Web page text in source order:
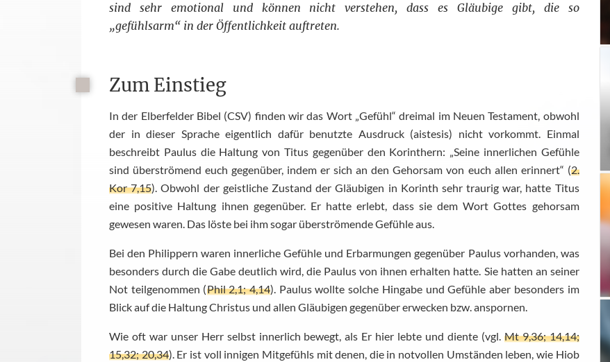
sind sehr emotional und können nicht verstehen, dass es Gläubige gibt, die so
„gefühlsarm“ in der Öffentlichkeit auftreten.
Zum Einstieg
In der Elberfelder Bibel (CSV) finden wir das Wort „Gefühl“ dreimal im Neuen Testament, obwohl
der in dieser Sprache eigentlich dafür benutzte Ausdruck (aistesis) nicht vorkommt. Einmal
beschreibt Paulus die Haltung von Titus gegenüber den Korinthern: „Seine innerlichen Gefühle
sind überströmend euch gegenüber, indem er sich an den Gehorsam von euch allen erinnert“ (2.
Kor 7,15). Obwohl der geistliche Zustand der Gläubigen in Korinth sehr traurig war, hatte Titus
eine positive Haltung ihnen gegenüber. Er hatte erlebt, dass sie dem Wort Gottes gehorsam
gewesen waren. Das löste bei ihm sogar überströmende Gefühle aus.
Bei den Philippern waren innerliche Gefühle und Erbarmungen gegenüber Paulus vorhanden, was
besonders durch die Gabe deutlich wird, die Paulus von ihnen erhalten hatte. Sie hatten an seiner
Not teilgenommen (Phil 2,1; 4,14). Paulus wollte solche Hingabe und Gefühle aber besonders im
Blick auf die Haltung Christus und allen Gläubigen gegenüber erwecken bzw. anspornen.
Wie oft war unser Herr selbst innerlich bewegt, als Er hier lebte und diente (vgl. Mt 9,36; 14,14;
15,32; 20,34). Er ist voll innigen Mitgefühls mit denen, die in notvollen Umständen leben, wie Hiob